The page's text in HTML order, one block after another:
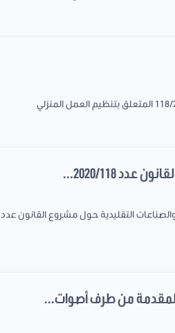
2020/118...
التقليدية حول مشروع القانون عدد
المقدمة من طرف أصوات...